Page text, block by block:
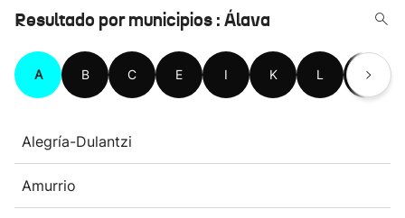
Resultado por municipios : Álava
A B C E I K L M
Alegría-Dulantzi
Amurrio